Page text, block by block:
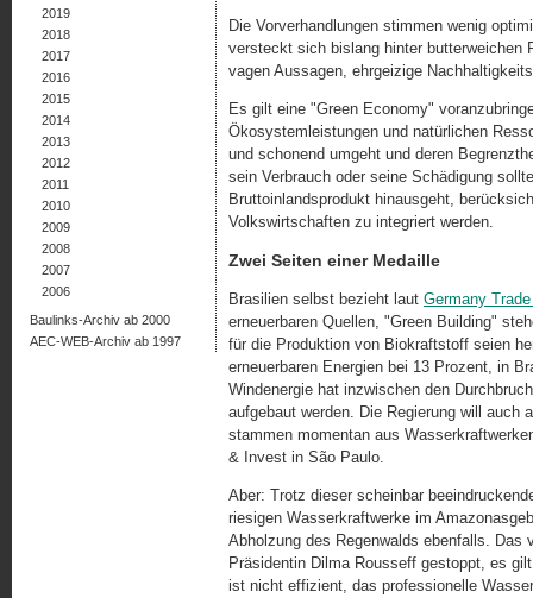
Die Vorverhandlungen stimmen wenig
versteckt sich bislang hinter butterweichen
vagen Aussagen, ehrgeizige
Es gilt eine "Green Economy"
Ökosystemleistungen und natürlichen
und schonend umgeht und deren
sein Verbrauch oder seine Schädigung
Bruttoinlandsprodukt hinausgeht,
Volkswirtschaften zu integriert werden.
Zwei Seiten einer Medaille
Brasilien selbst bezieht laut Germany
erneuerbaren Quellen, "Green Building"
für die Produktion von Biokraftstoff seien
erneuerbaren Energien bei 13 Prozent, in
Windenergie hat inzwischen den
aufgebaut werden. Die Regierung will
stammen momentan aus
& Invest in São Paulo.
Aber: Trotz dieser scheinbar
riesigen Wasserkraftwerke im
Abholzung des Regenwalds ebenfalls.
Präsidentin Dilma Rousseff gestoppt, es
ist nicht effizient, das professionelle
2019
2018
2017
2016
2015
2014
2013
2012
2011
2010
2009
2008
2007
2006
Baulinks-Archiv ab 2000
AEC-WEB-Archiv ab 1997